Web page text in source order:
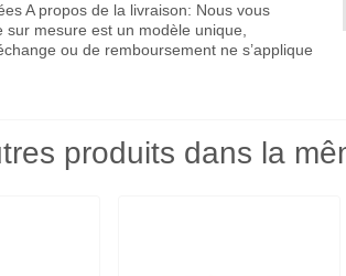
A propos de la livraison: Nous vous
mesure est un modèle unique,
ou de remboursement ne s’applique
produits dans la